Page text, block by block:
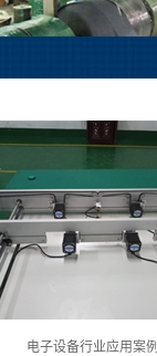
电子设备行业应用案例